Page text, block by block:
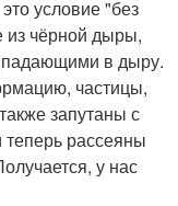
условие "без
чёрной дыры,
падающими в дыру.
частицы,
запутаны с
рассеяны
у нас